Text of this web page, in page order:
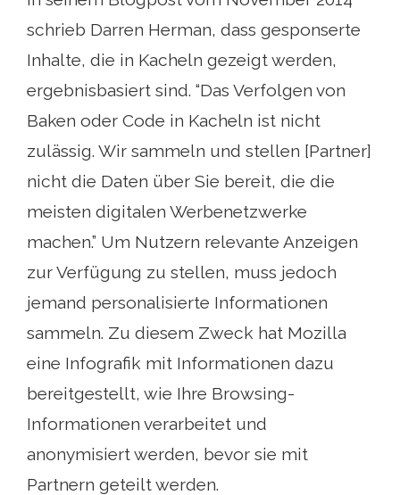
schrieb Darren Herman, dass gesponserte
Inhalte, die in Kacheln gezeigt werden,
ergebnisbasiert sind. “Das Verfolgen von
Baken oder Code in Kacheln ist nicht
zulässig. Wir sammeln und stellen [Partner]
nicht die Daten über Sie bereit, die die
meisten digitalen Werbenetzwerke
machen.” Um Nutzern relevante Anzeigen
zur Verfügung zu stellen, muss jedoch
jemand personalisierte Informationen
sammeln. Zu diesem Zweck hat Mozilla
eine Infografik mit Informationen dazu
bereitgestellt, wie Ihre Browsing-
Informationen verarbeitet und
anonymisiert werden, bevor sie mit
Partnern geteilt werden.